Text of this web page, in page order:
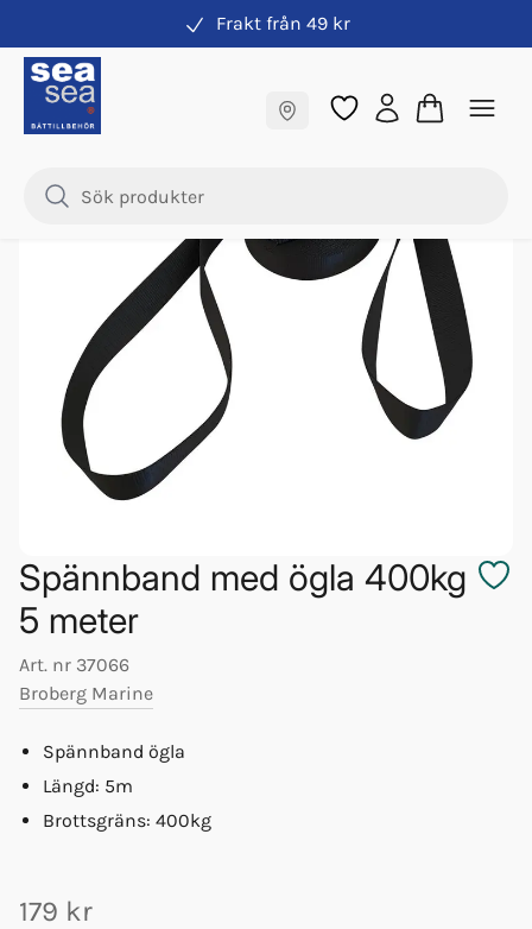
Frakt från 49 kr
Samma pris online & i butik
Spännband med ögla 400kg
5 meter
Art. nr 37066
Broberg Marine
Spännband ögla
Längd: 5m
Brottsgräns: 400kg
179 kr